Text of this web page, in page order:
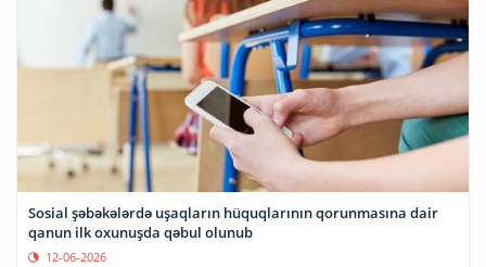
Sosial şəbəkələrdə uşaqların hüquqlarının qorunmasına dair
qanun ilk oxunuşda qəbul olunub
12-06-2026